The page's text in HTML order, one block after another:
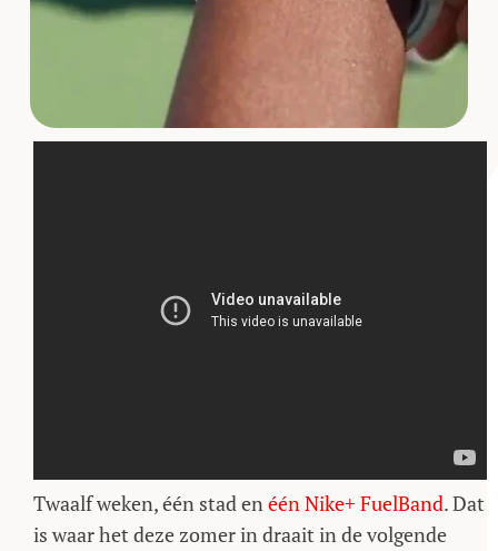
Twaalf weken, één stad enéén Nike+ FuelBand. Dat
is waar het deze zomer in draait in de volgende